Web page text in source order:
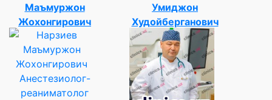
Маъмуржон
Жохонгирович
Анестезиолог-
реаниматолог
Умиджон
Худойберганович